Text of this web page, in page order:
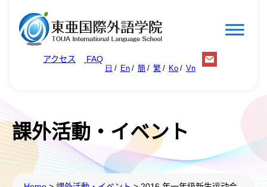
アクセス FAQ
日 En 簡 繁 Ko Vn
課外活動・イベント